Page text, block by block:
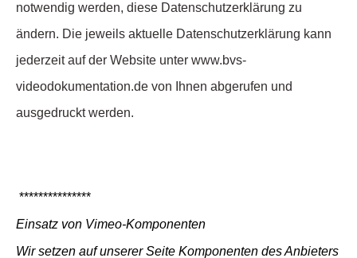
notwendig werden, diese Datenschutzerklärung zu
ändern. Die jeweils aktuelle Datenschutzerklärung kann
jederzeit auf der Website unter www.bvs-
videodokumentation.de von Ihnen abgerufen und
ausgedruckt werden.
***************
Einsatz von Vimeo-Komponenten
Wir setzen auf unserer Seite Komponenten des Anbieters